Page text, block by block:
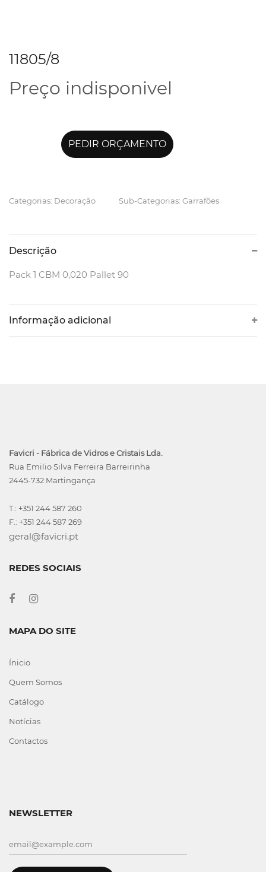
11805/8
Preço indisponivel
PEDIR ORÇAMENTO
Categorias: Decoração Sub-Categorias: Garrafões
Descrição
Pack 1 CBM 0,020 Pallet 90
Informação adicional
Favicri - Fábrica de Vidros e Cristais Lda.
Rua Emilio Silva Ferreira Barreirinha
2445-732 Martingança
T.: +351 244 587 260
F.: +351 244 587 269
geral@favicri.pt
REDES SOCIAIS
MAPA DO SITE
Ínicio
Quem Somos
Catálogo
Notícias
Contactos
NEWSLETTER